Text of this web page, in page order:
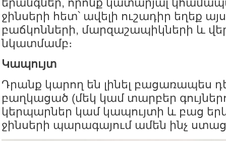
երանգներ, որոնք կատարյալ
ջինսերի հետ՝ ավելի ուշադիր եղեք
բաճկոնների, մարզաշապիկների և
նկատմամբ։
Կապույտ
Դրանք կարող են լինել բացառապես
բաղկացած (մեկ կամ տարբեր
կերպարներ կամ կապույտի և բաց
ջինսերի պարագայում ամեն ինչ